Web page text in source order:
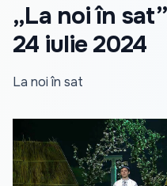
„La noi în
24 iulie 2024
La noi în sat